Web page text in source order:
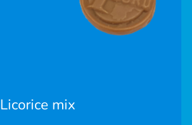
Licorice mix